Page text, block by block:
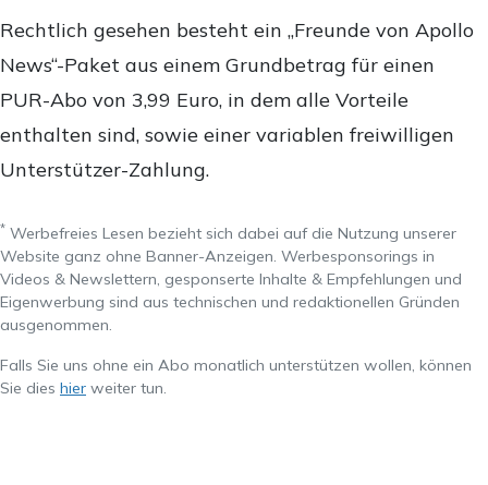
Rechtlich gesehen besteht ein „Freunde von Apollo
News“-Paket aus einem Grundbetrag für einen
PUR-Abo von 3,99 Euro, in dem alle Vorteile
enthalten sind, sowie einer variablen freiwilligen
Unterstützer-Zahlung.
* Werbefreies Lesen bezieht sich dabei auf die Nutzung unserer
Website ganz ohne Banner-Anzeigen. Werbesponsorings in
Videos & Newslettern, gesponserte Inhalte & Empfehlungen und
Eigenwerbung sind aus technischen und redaktionellen Gründen
ausgenommen.
Falls Sie uns ohne ein Abo monatlich unterstützen wollen, können
Sie dies hier weiter tun.